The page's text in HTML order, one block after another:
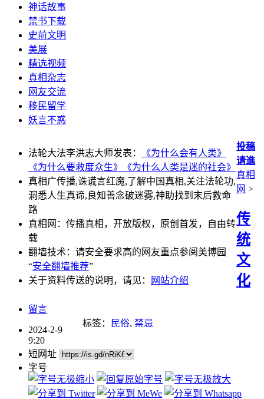
神话故事
禁书下载
史前文明
美展
精选视频
真相杂志
网友交流
移民留学
妖言不惑
法轮大法李洪志大师发表：
《为什么会有人类》
《为什么要救度众生》
《为什么人类是迷的社会》
真相广传播,诛谎言红魔,了解中国真相,关注法轮功,
洞悉人生真谛,良知善念破迷雾,神助找到末后救命
路
真相网：传播真相，开放版权，原创首发，自由转
载
翻墙技术：请安全要求高的网友重点参阅美博园
“安全翻墙推荐”
关于资料传送的说明，请见：
网站介绍
投稿
请進
真相
网 >
传
统
文
化
留言
标签：
民俗, 禁忌
2024-2-9
9:20
短网址
字号